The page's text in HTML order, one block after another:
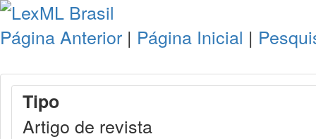
Página Anterior | Página Inicial |
Tipo
Artigo de revista